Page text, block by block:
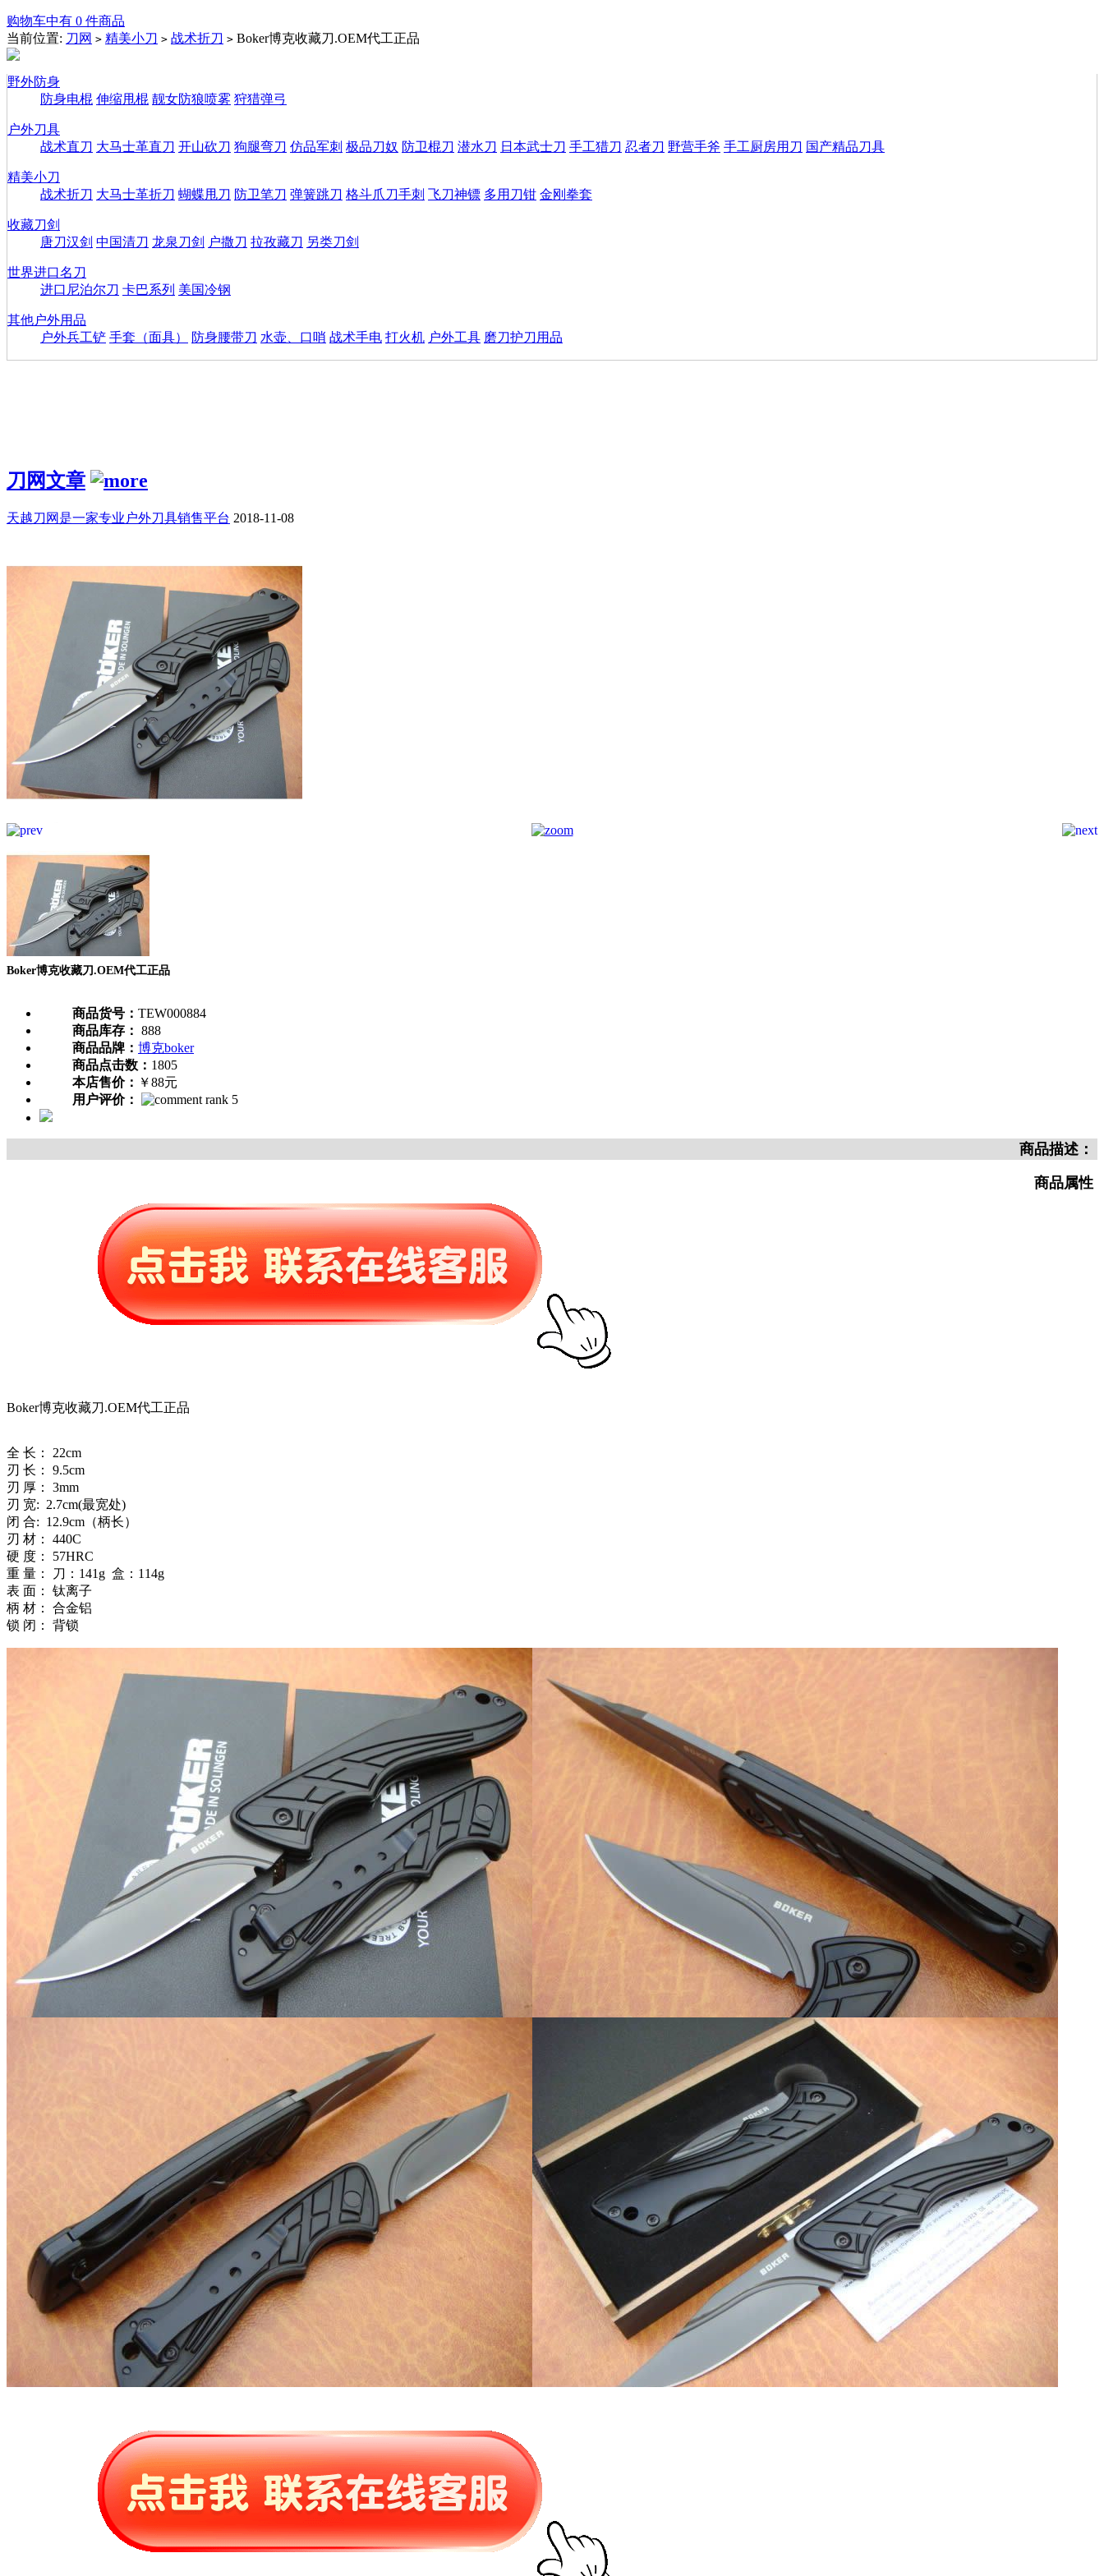
购物车中有 0 件商品
当前位置: 刀网 > 精美小刀 > 战术折刀 > Boker博克收藏刀.OEM代工正品
野外防身
防身电棍 伸缩甩棍 靓女防狼喷雾 狩猎弹弓
户外刀具
战术直刀 大马士革直刀 开山砍刀 狗腿弯刀 仿品军刺 极品刀奴 防卫棍刀 潜水刀 日本武士刀 手工猎刀 忍者刀 野营手斧 手工厨房用刀 国产精品刀具
精美小刀
战术折刀 大马士革折刀 蝴蝶甩刀 防卫笔刀 弹簧跳刀 格斗爪刀手刺 飞刀神镖 多用刀钳 金刚拳套
收藏刀剑
唐刀汉剑 中国清刀 龙泉刀剑 户撒刀 拉孜藏刀 另类刀剑
世界进口名刀
进口尼泊尔刀 卡巴系列 美国冷钢
其他户外用品
户外兵工铲 手套（面具） 防身腰带刀 水壶、口哨 战术手电 打火机 户外工具 磨刀护刀用品
刀网文章
天越刀网是一家专业户外刀具销售平台 2018-11-08
Boker博克收藏刀.OEM代工正品
商品货号： TEW000884
商品库存： 888
商品品牌： 博克boker
商品点击数： 1805
本店售价： ￥88元
用户评价：
商品描述：
商品属性
Boker博克收藏刀.OEM代工正品
全 长： 22cm
刃 长： 9.5cm
刃 厚： 3mm
刃 宽: 2.7cm(最宽处)
闭 合: 12.9cm（柄长）
刃 材： 440C
硬 度： 57HRC
重 量： 刀：141g 盒：114g
表 面： 钛离子
柄 材： 合金铝
锁 闭： 背锁